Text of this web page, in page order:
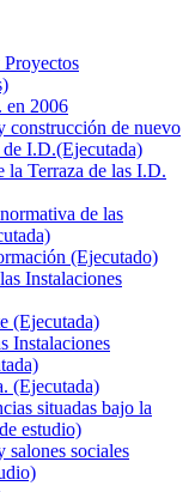
en 2006
construcción de nuevo
I.D.(Ejecutada)
la Terraza de las I.D.
de las
(Ejecutado)
Instalaciones
(Ejecutada)
Instalaciones
(Ejecutada)
situadas bajo la
estudio)
salones sociales